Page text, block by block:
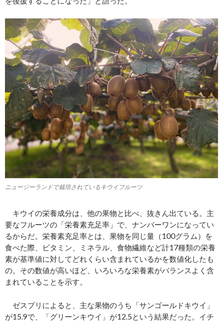
ニュージーランドで栽培されているキウイフルーツ
キウイの栄養成分は、他の果物と比べ、抜きん出ている。主
要なフルーツの「栄養素充足率」で、ナンバーワンになってい
るからだ。栄養素充足率とは、果物を同じ量（100グラム）を
食べた際、ビタミン、ミネラル、食物繊維など計17種類の栄養
素が基準値に対してどれくらい含まれているかを数値化したも
の。その数値が高いほど、いろいろな栄養素がバランスよく含
まれていることを示す。
ゼスプリによると、主な果物のうち「サンゴールドキウイ」
が15.9で、「グリーンキウイ」が12.5という結果だった。イチ